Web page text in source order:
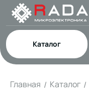
Каталог
Главная Каталог